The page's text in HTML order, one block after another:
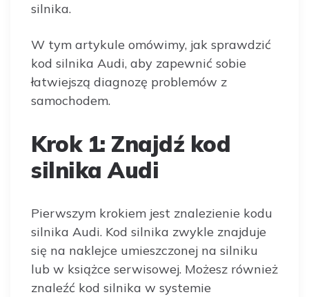
silnika.
W tym artykule omówimy, jak sprawdzić
kod silnika Audi, aby zapewnić sobie
łatwiejszą diagnozę problemów z
samochodem.
Krok 1: Znajdź kod
silnika Audi
Pierwszym krokiem jest znalezienie kodu
silnika Audi. Kod silnika zwykle znajduje
się na naklejce umieszczonej na silniku
lub w książce serwisowej. Możesz również
znaleźć kod silnika w systemie